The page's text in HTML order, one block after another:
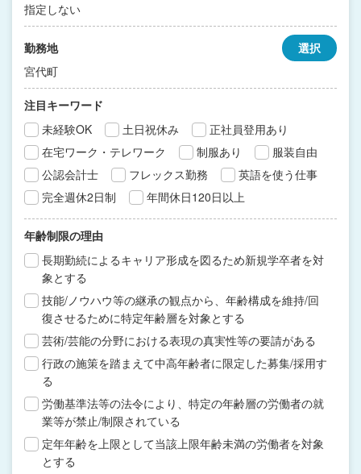
指定しない
勤務地
宮代町
選択
注目キーワード
未経験OK
土日祝休み
正社員登用あり
在宅ワーク・テレワーク
制服あり
服装自由
公認会計士
フレックス勤務
英語を使う仕事
完全週休2日制
年間休日120日以上
年齢制限の理由
長期勤続によるキャリア形成を図るため新規学卒者を対
象とする
技能/ノウハウ等の継承の観点から、年齢構成を維持/回
復させるために特定年齢層を対象とする
芸術/芸能の分野における表現の真実性等の要請がある
行政の施策を踏まえて中高年齢者に限定した募集/採用す
る
労働基準法等の法令により、特定の年齢層の労働者の就
業等が禁止/制限されている
定年年齢を上限として当該上限年齢未満の労働者を対象
とする